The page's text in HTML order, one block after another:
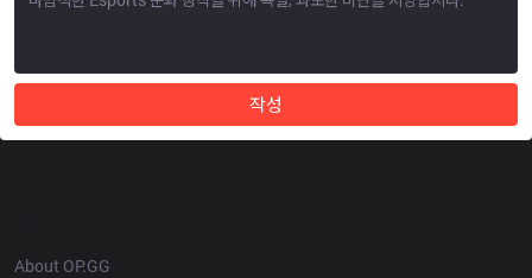
작성
About OP.GG